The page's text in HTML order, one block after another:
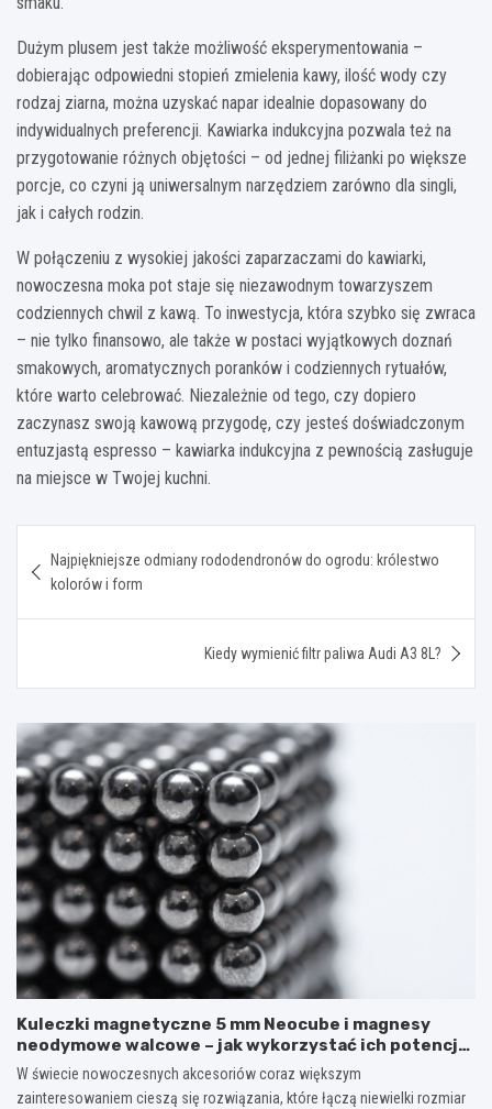
Dużym plusem jest także możliwość eksperymentowania –
dobierając odpowiedni stopień zmielenia kawy, ilość wody czy
rodzaj ziarna, można uzyskać napar idealnie dopasowany do
indywidualnych preferencji. Kawiarka indukcyjna pozwala też na
przygotowanie różnych objętości – od jednej filiżanki po większe
porcje, co czyni ją uniwersalnym narzędziem zarówno dla singli,
jak i całych rodzin.
W połączeniu z wysokiej jakości zaparzaczami do kawiarki,
nowoczesna moka pot staje się niezawodnym towarzyszem
codziennych chwil z kawą. To inwestycja, która szybko się zwraca
– nie tylko finansowo, ale także w postaci wyjątkowych doznań
smakowych, aromatycznych poranków i codziennych rytuałów,
które warto celebrować. Niezależnie od tego, czy dopiero
zaczynasz swoją kawową przygodę, czy jesteś doświadczonym
entuzjastą espresso – kawiarka indukcyjna z pewnością zasługuje
na miejsce w Twojej kuchni.
wpisu
Najpiękniejsze odmiany rododendronów do ogrodu: królestwo
kolorów i form
Kiedy wymienić filtr paliwa Audi A3 8L?
Kuleczki magnetyczne 5 mm Neocube i magnesy
neodymowe walcowe – jak wykorzystać ich potencjał
w kreatywnych i praktycznych zastosowaniach?
W świecie nowoczesnych akcesoriów coraz większym
zainteresowaniem cieszą się rozwiązania, które łączą niewielki rozmiar